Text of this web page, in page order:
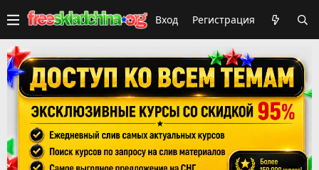
Вход Регистрация